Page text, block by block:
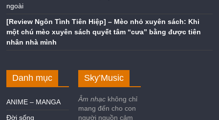
ngoài
[Review Ngôn Tình Tiên Hiệp] – Mèo nhỏ xuyên sách: Khi
một chú mèo xuyên sách quyết tâm “cưa” bằng được tiên
nhân nhà mình
Danh mục
ANIME – MANGA
Đời sống
Sky’Music
Âm nhạc không chỉ
mang đến cho con
người nguồn cảm